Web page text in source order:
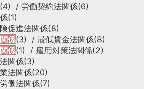
(4) 労働契約法関係(6)
(1)
促進法関係(8)
係(3) 最低賃金法関係(8)
係(1) 雇用対策法関係(2)
関係(3)
法関係(20)
働法関係(7)